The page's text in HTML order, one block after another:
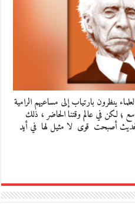
ينظرون بارتياب إلى مساعيهم الرامية
؛ لكن في عالم وقتنا الحاضر ، ذلك
أصبحت قوى لا مثيل لها في أيد